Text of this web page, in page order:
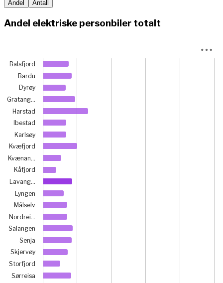
Andel Antall
Andel elektriske personbiler totalt
Bar chart with 21 bars.
The chart has 1 X axis displaying categories.
The chart has 1 Y axis displaying prosent. Data ranges
Balsfjord
Bardu
Dyrøy
Gratang…
Harstad
Ibestad
Karlsøy
Kvæfjord
Kvænan…
Kåfjord
Lavang…
Lyngen
Målselv
Nordrei…
Salangen
Senja
Skjervøy
Storfjord
Sørreisa